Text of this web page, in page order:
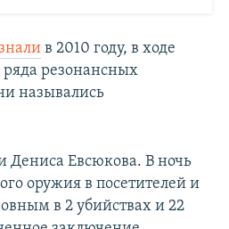
в 2010 году, в ходе
резонансных
назывались
Дениса Евсюкова. В ночь
оружия в посетителей и
в 2 убийствах и 22